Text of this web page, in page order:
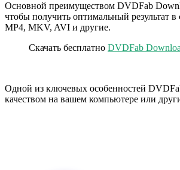
Основной преимуществом DVDFab
чтобы получить оптимальный результат
MP4, MKV, AVI и другие.
Скачать бесплатно DVDFab
Одной из ключевых особенностей
качеством на вашем компьютере или